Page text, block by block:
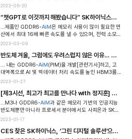
등)는 창고와 공장과 같고 이는 도로로 연결된 것과 같다
2023-06-20
“챗GPT로 이것까지 해봤습니다” SK하이닉스와 분야 전문가가 함께한 챗GPT 체험기
...제품인 GDDR6-AiM은 메모리 사용이 많이 필요한 연
산에서 최대 16배 빠른 속도를 낼 수 있으며, 전력 소모
역시 80% 절감할 수 있습니다. 이현배 TL 여러 개의 DR
2023-03-09
반도체 겨울, 그럼에도 우려스럽지 않은 이유… 반등 요인을 분석하다
... 내는 GDDR6-AiM(PIM)을 개발[관련기사]하고, 고
대역폭으로 AI 및 빅데이터 처리 속도를 높인 HBM3를
양산[관련기사]하기 시작했다. 가트너가 추산한 올해 AI
2023-01-27
[제3시선, 최고가 최고를 만나다 with 정지훈] 미래를 여는 인공지능, 인공지능을 만드는 반도체 EP.4 (4/4 – 완결편)
...M3나 GDDR6-AiM과 같은 메모리 기반의 인공지능
반도체뿐만 아니라 프로세서 분야에서도 사피온과 SK하
이닉스가 확실한 두각을 보이는 것이군요. 인공지능 반도
2023-01-17
CES 찾은 SK하이닉스, ‘그린 디지털 솔루션’으로 기술력 ‘눈도장’